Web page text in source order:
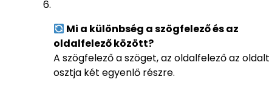
Mi a különbség a szögfelező és az
oldalfelező között?
A szögfelező a szöget, az oldalfelező az oldalt
osztja két egyenlő részre.